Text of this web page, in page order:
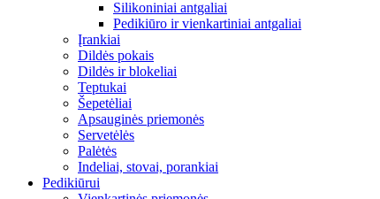
Silikoniniai antgaliai
Pedikiūro ir vienkartiniai antgaliai
Įrankiai
Dildės pokais
Dildės ir blokeliai
Teptukai
Šepetėliai
Apsauginės priemonės
Servetėlės
Palėtės
Indeliai, stovai, porankiai
Pedikiūrui